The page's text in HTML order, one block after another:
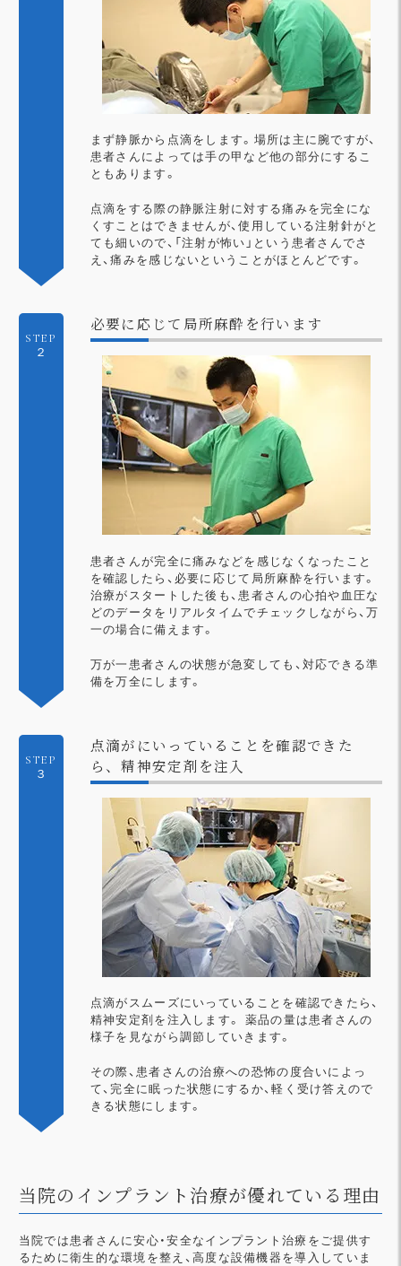
まず静脈から点滴をします。場所は主に腕ですが、
患者さんによっては手の甲など他の部分にするこ
ともあります。
点滴をする際の静脈注射に対する痛みを完全にな
くすことはできませんが、使用している注射針がと
ても細いので、「注射が怖い」という患者さんでさ
え、痛みを感じないということがほとんどです。
STEP
２
必要に応じて局所麻酔を行います
患者さんが完全に痛みなどを感じなくなったこと
を確認したら、必要に応じて局所麻酔を行います。
治療がスタートした後も、患者さんの心拍や血圧な
どのデータをリアルタイムでチェックしながら、万
一の場合に備えます。
万が一患者さんの状態が急変しても、対応できる準
備を万全にします。
STEP
３
点滴がにいっていることを確認できた
ら、精神安定剤を注入
点滴がスムーズにいっていることを確認できたら、
精神安定剤を注入します。 薬品の量は患者さんの
様子を見ながら調節していきます。
その際、患者さんの治療への恐怖の度合いによっ
て、完全に眠った状態にするか、軽く受け答えので
きる状態にします。
当院のインプラント治療が優れている理由
当院では患者さんに安心・安全なインプラント治療をご提供す
るために衛生的な環境を整え、高度な設備機器を導入していま